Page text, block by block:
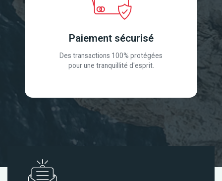
Paiement sécurisé
Des transactions 100% protégées
pour une tranquillité d'esprit.